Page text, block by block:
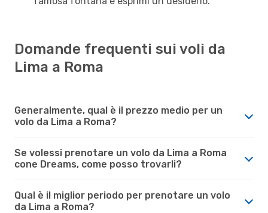
Domande frequenti sui voli da
Lima a Roma
Generalmente, qual è il prezzo medio per un
volo da Lima a Roma?
Se volessi prenotare un volo da Lima a Roma
cone Dreams, come posso trovarli?
Qual è il miglior periodo per prenotare un volo
da Lima a Roma?